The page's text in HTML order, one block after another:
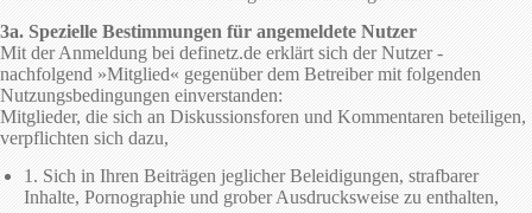
3a. Spezielle Bestimmungen für angemeldete Nutzer
Mit der Anmeldung bei definetz.de erklärt sich der Nutzer -
nachfolgend »Mitglied« gegenüber dem Betreiber mit folgenden
Nutzungsbedingungen einverstanden:
Mitglieder, die sich an Diskussionsforen und Kommentaren beteiligen,
verpflichten sich dazu,
1. Sich in Ihren Beiträgen jeglicher Beleidigungen, strafbarer
Inhalte, Pornographie und grober Ausdrucksweise zu enthalten,